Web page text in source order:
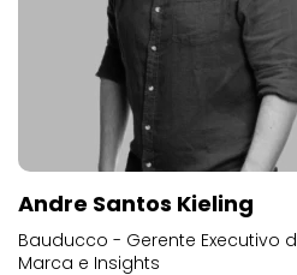
Andre Santos Kieling
Bauducco - Gerente Executivo de
Marca e Insights